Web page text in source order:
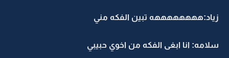
زياد:ههههههههه تبين الفكه مني
سلامه: انا ابغى الفكه من اخوي حبيبي